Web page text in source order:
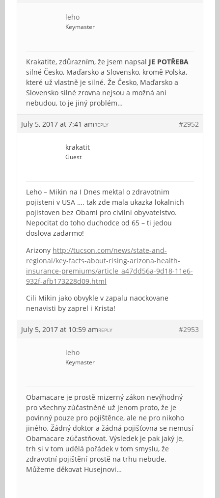
leho
Keymaster
Krakatite, zdůrazním, že jsem napsal JE POTŘEBA
silné Česko, Maďarsko a Slovensko, kromě Polska,
které už vlastně je silné. Že Česko, Maďarsko a
Slovensko silné zrovna nejsou a možná ani
nebudou, to je jiný problém…
July 5, 2017 at 7:41 am #2952
REPLY
krakatit
Guest
Leho – Mikin na I Dnes mektal o zdravotnim
pojisteni v USA …. tak zde mala ukazka lokalnich
pojistoven bez Obami pro civilni obyvatelstvo.
Nepocitat do toho duchodce od 65 – ti jedou
doslova zadarmo!
Arizony http://tucson.com/news/state-and-
regional/key-facts-about-rising-arizona-health-
insurance-premiums/article_a47dd56a-9d18-11e6-
932f-afb173228d09.html
Cili Mikin jako obvykle v zapalu naockovane
nenavisti by zaprel i Krista!
July 5, 2017 at 10:59 am #2953
REPLY
leho
Keymaster
Obamacare je prostě mizerný zákon nevýhodný
pro všechny zúčastněné už jenom proto, že je
povinný pouze pro pojištěnce, ale ne pro nikoho
jiného. Žádný doktor a žádná pojišťovna se nemusí
Obamacare zúčastňovat. Výsledek je pak jaký je,
trh si v tom udělá pořádek v tom smyslu, že
zdravotní pojištění prostě na trhu nebude.
Můžeme děkovat Husejnovi…